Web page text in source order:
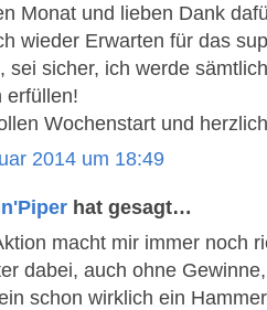
Monat und lieben Dank
wieder Erwarten für das
sei sicher, ich werde
erfüllen!
Wochenstart und
2014 um 18:49
hat gesagt…
macht mir immer noch
dabei, auch ohne
schon wirklich ein